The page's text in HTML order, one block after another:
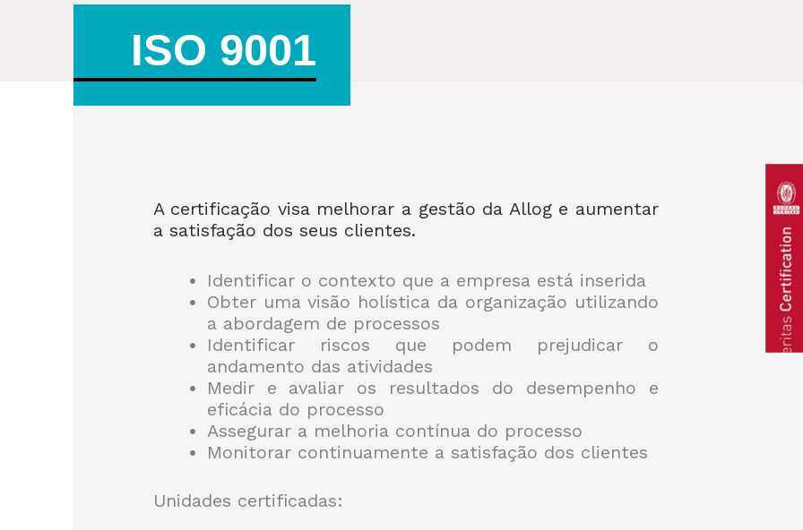
ISO 9001
A certificação visa melhorar a gestão da Allog e aumentar
a satisfação dos seus clientes.
Identificar o contexto que a empresa está inserida
Obter uma visão holística da organização utilizando
a abordagem de processos
Identificar riscos que podem prejudicar o
andamento das atividades
Medir e avaliar os resultados do desempenho e
eficácia do processo
Assegurar a melhoria contínua do processo
Monitorar continuamente a satisfação dos clientes
Unidades certificadas: